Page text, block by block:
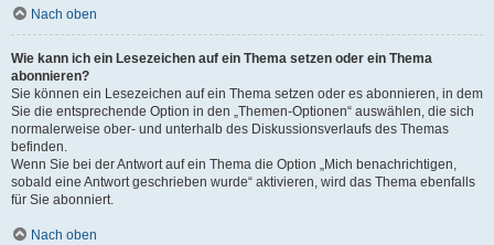
Nach oben
Wie kann ich ein Lesezeichen auf ein Thema setzen oder ein Thema
abonnieren?
Sie können ein Lesezeichen auf ein Thema setzen oder es abonnieren, in dem
Sie die entsprechende Option in den „Themen-Optionen“ auswählen, die sich
normalerweise ober- und unterhalb des Diskussionsverlaufs des Themas
befinden.
Wenn Sie bei der Antwort auf ein Thema die Option „Mich benachrichtigen,
sobald eine Antwort geschrieben wurde“ aktivieren, wird das Thema ebenfalls
für Sie abonniert.
Nach oben